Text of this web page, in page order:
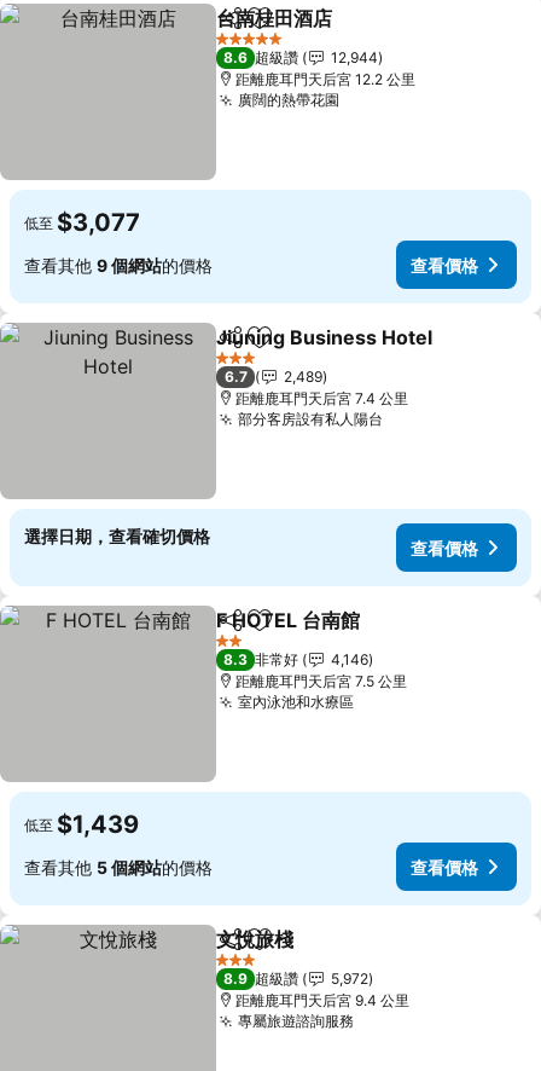
分享 加入我的最愛
台南桂田酒店
5 星級
8.6 超級讚
12,944
距離鹿耳門天后宮 12.2 公里
廣闊的熱帶花園
低至 $3,077
查看其他 9 個網站的價格 查看價格
分享 加入我的最愛
Jiuning Business Hotel
3 星級
6.7
2,489
距離鹿耳門天后宮 7.4 公里
部分客房設有私人陽台
選擇日期，查看確切價格
查看價格
分享 加入我的最愛
F HOTEL 台南館
2 星級
8.3 非常好
4,146
距離鹿耳門天后宮 7.5 公里
室內泳池和水療區
低至 $1,439
查看其他 5 個網站的價格 查看價格
分享 加入我的最愛
文悅旅棧
3 星級
8.9 超級讚
5,972
距離鹿耳門天后宮 9.4 公里
專屬旅遊諮詢服務